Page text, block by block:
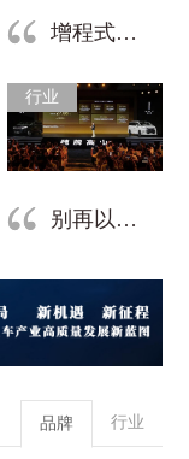
增程式电动车正在加快淘汰
别再以讹传讹 上半年上市新车不足百款
行业
品牌 行业